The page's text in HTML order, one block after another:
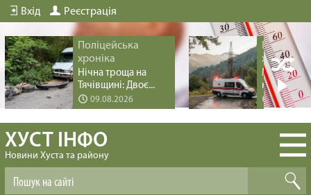
Вхід Реєстрація
Поліцейська
хроніка
Нічна троща на
Тячівщині: Двоє...
09.08.2026
хроніка
Медична
на
ХУСТ ІНФО
Новини Хуста та району